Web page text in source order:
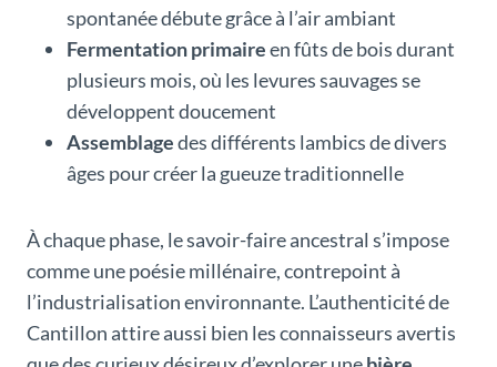
spontanée débute grâce à l’air ambiant
Fermentation primaireen fûts de bois durant
plusieurs mois, où les levures sauvages se
développent doucement
Assemblagedes différents lambics de divers
âges pour créer la gueuze traditionnelle
À chaque phase, le savoir-faire ancestral s’impose
comme une poésie millénaire, contrepoint à
l’industrialisation environnante. L’authenticité de
Cantillon attire aussi bien les connaisseurs avertis